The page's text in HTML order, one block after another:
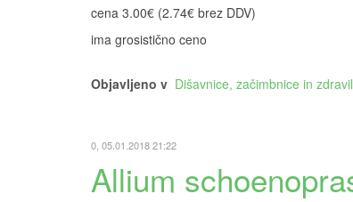
cena 3.00€ (2.74€ brez DDV)
ima grosistično ceno
Objavljeno v Dišavnice, začimbnice in
0, 05.01.2018 21:22
Allium